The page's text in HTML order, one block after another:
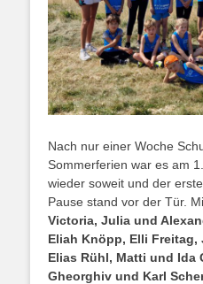
Nach nur einer Woche
Sommerferien war es am
wieder soweit und der
Pause stand vor der Tür.
Victoria, Julia und
Eliah Knöpp, Elli
Elias Rühl, Matti und Ida
Gheorghiv und Karl